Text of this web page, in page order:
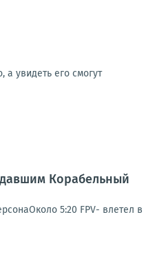
увидеть его смогут
Корабельный
5:20 FPV- влетел в